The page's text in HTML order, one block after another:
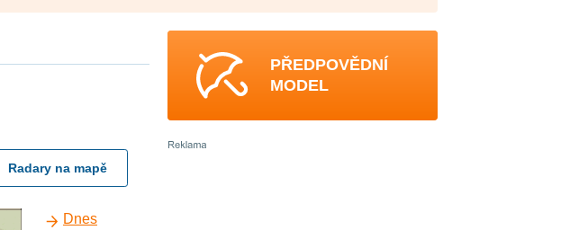
Radary na mapě
Dnes
PŘEDPOVĚDNÍ
MODEL